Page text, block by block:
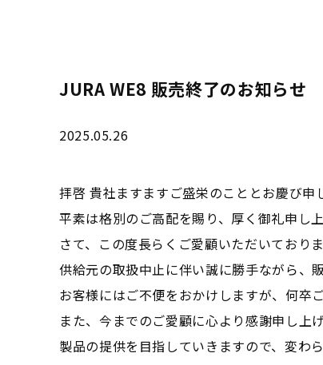
JURA WE8 販売終了のお知らせ
2025.05.26
拝啓 貴社ますますご盛栄のこととお慶び申
平素は格別のご高配を賜り、厚く御礼申し上
さて、この度長らくご愛顧いただいており
供給元の取扱中止に伴い誠に勝手ながら、
お客様にはご不便をおかけしますが、何卒
また、今までのご愛顧に心より感謝申し上
製品の提供を目指していきますので、変わ